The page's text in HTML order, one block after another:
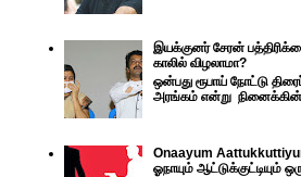
இயக்குனர் சேரன்
காலில் விழலாமா?
ஒன்பது ரூபாய் நோட்டு
அரங்கம் என்று
Onaayum
ஓநாயும் ஆட்டுக்குட்டியும்